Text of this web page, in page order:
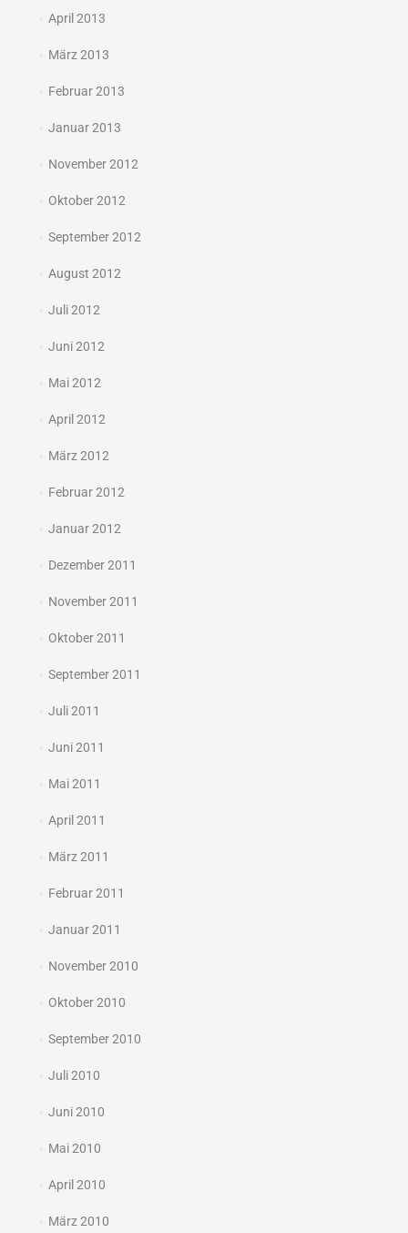
April 2013
März 2013
Februar 2013
Januar 2013
November 2012
Oktober 2012
September 2012
August 2012
Juli 2012
Juni 2012
Mai 2012
April 2012
März 2012
Februar 2012
Januar 2012
Dezember 2011
November 2011
Oktober 2011
September 2011
Juli 2011
Juni 2011
Mai 2011
April 2011
März 2011
Februar 2011
Januar 2011
November 2010
Oktober 2010
September 2010
Juli 2010
Juni 2010
Mai 2010
April 2010
März 2010